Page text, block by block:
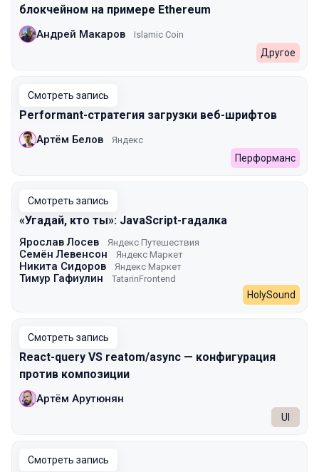
блокчейном на примере Ethereum
Андрей Макаров Islamic Coin
Другое
Смотреть запись
Performant-стратегия загрузки веб-шрифтов
Артём Белов Яндекс
Перформанс
Смотреть запись
«Угадай, кто ты»: JavaScript-гадалка
Ярослав Лосев Яндекс Путешествия
Семён Левенсон Яндекс Маркет
Никита Сидоров Яндекс Маркет
Тимур Гафиулин TatarinFrontend
HolySound
Смотреть запись
React-query VS reatom/async — конфигурация
против композиции
Артём Арутюнян
UI
Смотреть запись